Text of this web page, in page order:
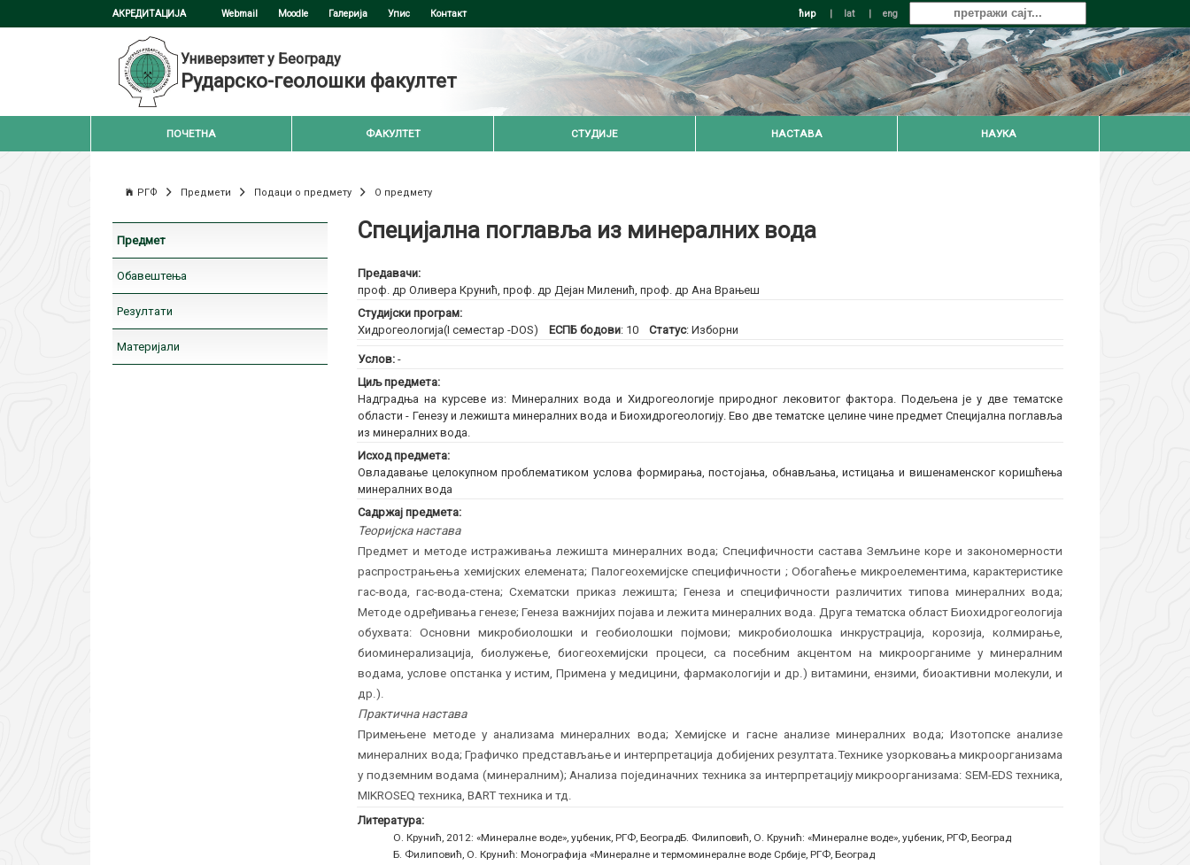
АКРЕДИТАЦИЈА Webmail Moodle Галерија Упис Контакт ћир | lat | eng
Универзитет у Београду
Рударско-геолошки факултет
ПОЧЕТНА ФАКУЛТЕТ СТУДИЈЕ НАСТАВА НАУКА
РГФ Предмети Подаци о предмету О предмету
Предмет
Обавештења
Резултати
Материјали
Специјална поглавља из минералних вода
Предавачи:
проф. др Оливера Крунић,проф. др Дејан Миленић,проф. др Ана Врањеш
Студијски програм:
Хидрогеологија(I семестар -DOS)
ЕСПБ бодови: 10Статус: Изборни
Услов:-
Циљ предмета:
Надградња на курсеве из: Минералних вода и Хидрогеологије природног лековитог фактора. Подељена је у две тематске
области - Генезу и лежишта минералних вода и Биохидрогеологију. Ево две тематске целине чине предмет Специјална поглавља
из минералних вода.
Исход предмета:
Овладавање целокупном проблематиком услова формирања, постојања, обнављања, истицања и вишенаменског коришћења
минералних вода
Садржај предмета:
Теоријска настава
Предмет и методе истраживања лежишта минералних вода; Специфичности састава Земљине коре и закономерности
распрострањења хемијских елемената; Палогеохемијске специфичности ; Обогаћење микроелементима, карактеристике
гас-вода, гас-вода-стена; Схематски приказ лежишта; Генеза и специфичности различитих типова минералних вода;
Методе одређивања генезе; Генеза важнијих појава и лежита минералних вода. Друга тематска област Биохидрогеологија
обухвата: Основни микробиолошки и геобиолошки појмови; микробиолошка инкрустрација, корозија, колмирање,
биоминерализација, биолужење, биогеохемијски процеси, са посебним акцентом на микроорганиме у минералним
водама, услове опстанка у истим, Примена у медицини, фармакологији и др.) витамини, ензими, биоактивни молекули, и
др.).
Практична настава
Примењене методе у анализама минералних вода; Хемијске и гасне анализе минералних вода; Изотопске анализе
минералних вода; Графичко представљање и интерпретација добијених резултата.Технике узорковања микроорганизама
у подземним водама (минералним); Анализа појединачних техника за интерпретацију микроорганизама: SEM-EDS техника,
MIKROSEQ техника, BART техника и тд.
Литература:
О. Крунић, 2012: «Минералне воде», уџбеник, РГФ, БеоградБ. Филиповић, О. Крунић: «Минералне воде», уџбеник, РГФ, Београд
Б. Филиповић, О. Крунић: Монографија «Минералне и термоминералне воде Србије, РГФ, Београд